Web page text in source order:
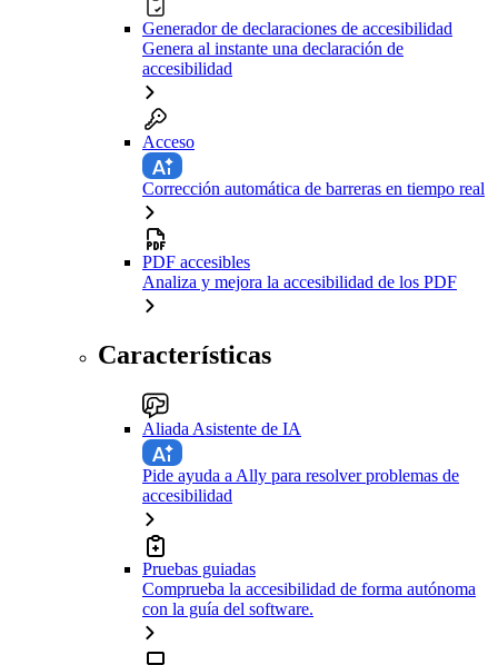
Generador de declaraciones de accesibilidad
Genera al instante una declaración de
accesibilidad
Acceso
Corrección automática de barreras en tiempo real
PDF accesibles
Analiza y mejora la accesibilidad de los PDF
Características
Aliada Asistente de IA
Pide ayuda a Ally para resolver problemas de
accesibilidad
Pruebas guiadas
Comprueba la accesibilidad de forma autónoma
con la guía del software.